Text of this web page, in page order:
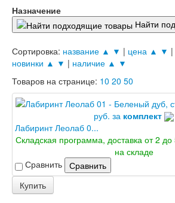
Лабиринт Смартлаб
Лабиринт Соналаб
Лабиринт Термолайт
Лабиринт Термомагнит
Лабиринт Трендо
Лабиринт Тундра Плюс
Лабиринт Урбан
Лабиринт Фрост
Лабиринт Шторм
Лабиринт Эволаб
Двери Про
Двери Интекрон
Интекрон Брайтон Антрацит
Интекрон Вектор
Назначение
Найти
Сортировка: название ▲ ▼ | цена ▲ ▼ |
новинки ▲ ▼ | наличие ▲ ▼
Товаров на странице: 10 20 50
руб. за комплект
Лабиринт Леолаб 0...
Складская программа, доставка от 2
на складе
Сравнить Сравнить
Купить